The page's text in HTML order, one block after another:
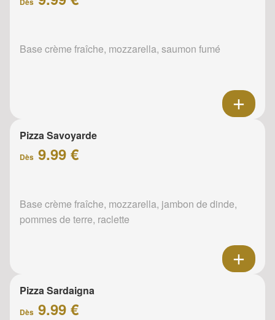
Base crème fraîche, mozzarella, saumon fumé
Pizza Savoyarde
Dès 9.99 €
Base crème fraîche, mozzarella, jambon de dinde,
pommes de terre, raclette
Pizza Sardaigna
Dès 9.99 €